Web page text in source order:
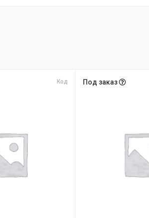
Код Под заказ